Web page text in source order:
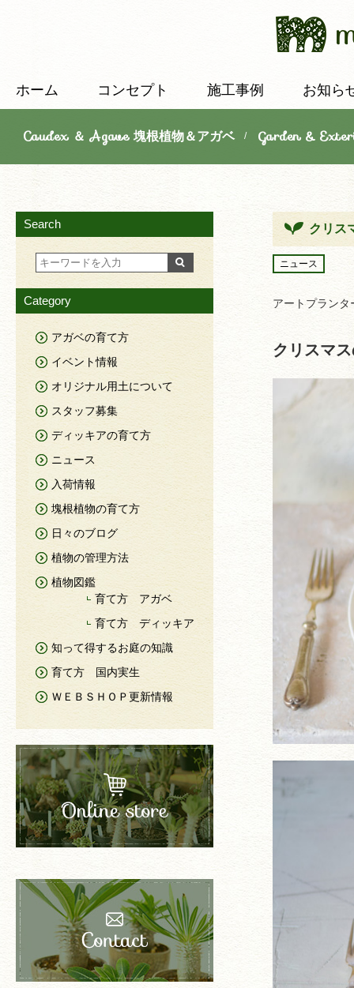
ホーム コンセプト 施工事例 お知ら
Caudex ＆ Agave 塊根植物＆アガベ/Garden &
クリス
ニュース
アートプラン
クリスマ
Search
Category
アガベの育て方
イベント情報
オリジナル用土について
スタッフ募集
ディッキアの育て方
ニュース
入荷情報
塊根植物の育て方
日々のブログ
植物の管理方法
植物図鑑
育て方 アガベ
育て方 ディッキア
知って得するお庭の知識
育て方 国内実生
ＷＥＢＳＨＯＰ更新情報